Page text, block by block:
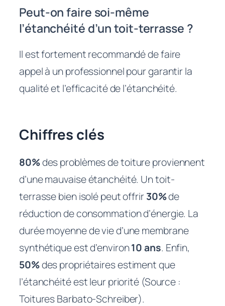
Peut-on faire soi-même
l’étanchéité d’un toit-terrasse ?
Il est fortement recommandé de faire
appel à un professionnel pour garantir la
qualité et l’efficacité de l’étanchéité.
Chiffres clés
80%des problèmes de toiture proviennent
d’une mauvaise étanchéité. Un toit-
terrasse bien isolé peut offrir30%de
réduction de consommation d’énergie. La
durée moyenne de vie d’une membrane
synthétique est d’environ10 ans. Enfin,
50%des propriétaires estiment que
l’étanchéité est leur priorité (Source :
Toitures Barbato-Schreiber).